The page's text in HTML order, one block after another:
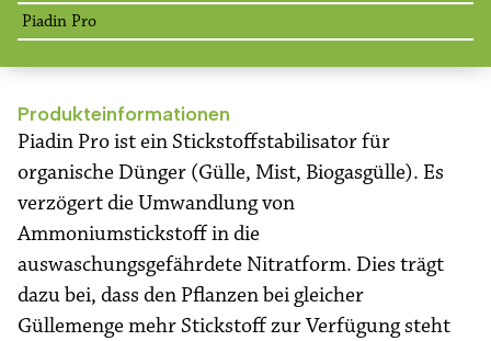
Piadin Pro
Produkteinformationen
Piadin Pro ist ein Stickstoffstabilisator für
organische Dünger (Gülle, Mist, Biogasgülle). Es
verzögert die Umwandlung von
Ammoniumstickstoff in die
auswaschungsgefährdete Nitratform. Dies trägt
dazu bei, dass den Pflanzen bei gleicher
Güllemenge mehr Stickstoff zur Verfügung steht